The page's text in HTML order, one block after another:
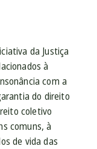
da Justiça
à
com a
do direito
coletivo
comuns, à
de vida das